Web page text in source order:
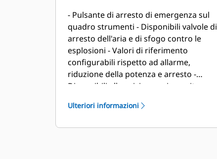
progettati per la rigenerazione e il
riutilizzo
- Pulsante di arresto di emergenza sul
quadro strumenti - Disponibili valvole di
arresto dell'aria e di sfogo contro le
esplosioni - Valori di riferimento
configurabili rispetto ad allarme,
riduzione della potenza e arresto -
Disponibili allarmi, ingressi e uscite
Ulteriori informazioni